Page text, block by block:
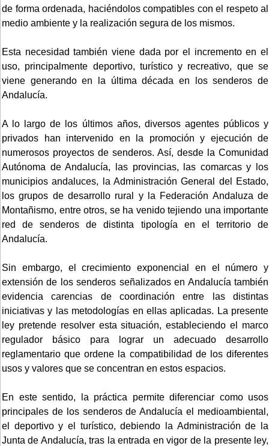
de forma ordenada, haciéndolos compatibles con el respeto al
medio ambiente y la realización segura de los mismos.
Esta necesidad también viene dada por el incremento en el
uso, principalmente deportivo, turístico y recreativo, que se
viene generando en la última década en los senderos de
Andalucía.
A lo largo de los últimos años, diversos agentes públicos y
privados han intervenido en la promoción y ejecución de
numerosos proyectos de senderos. Así, desde la Comunidad
Autónoma de Andalucía, las provincias, las comarcas y los
municipios andaluces, la Administración General del Estado,
los grupos de desarrollo rural y la Federación Andaluza de
Montañismo, entre otros, se ha venido tejiendo una importante
red de senderos de distinta tipología en el territorio de
Andalucía.
Sin embargo, el crecimiento exponencial en el número y
extensión de los senderos señalizados en Andalucía también
evidencia carencias de coordinación entre las distintas
iniciativas y las metodologías en ellas aplicadas. La presente
ley pretende resolver esta situación, estableciendo el marco
regulador básico para lograr un adecuado desarrollo
reglamentario que ordene la compatibilidad de los diferentes
usos y valores que se concentran en estos espacios.
En este sentido, la práctica permite diferenciar como usos
principales de los senderos de Andalucía el medioambiental,
el deportivo y el turístico, debiendo la Administración de la
Junta de Andalucía, tras la entrada en vigor de la presente ley,